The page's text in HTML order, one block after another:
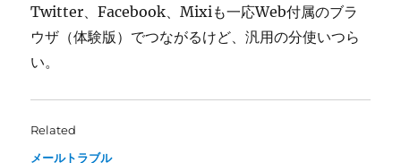
Twitter、Facebook、Mixiも一応Web付属のブラ
ウザ（体験版）でつながるけど、汎用の分使いつら
い。
Related
メールトラブル